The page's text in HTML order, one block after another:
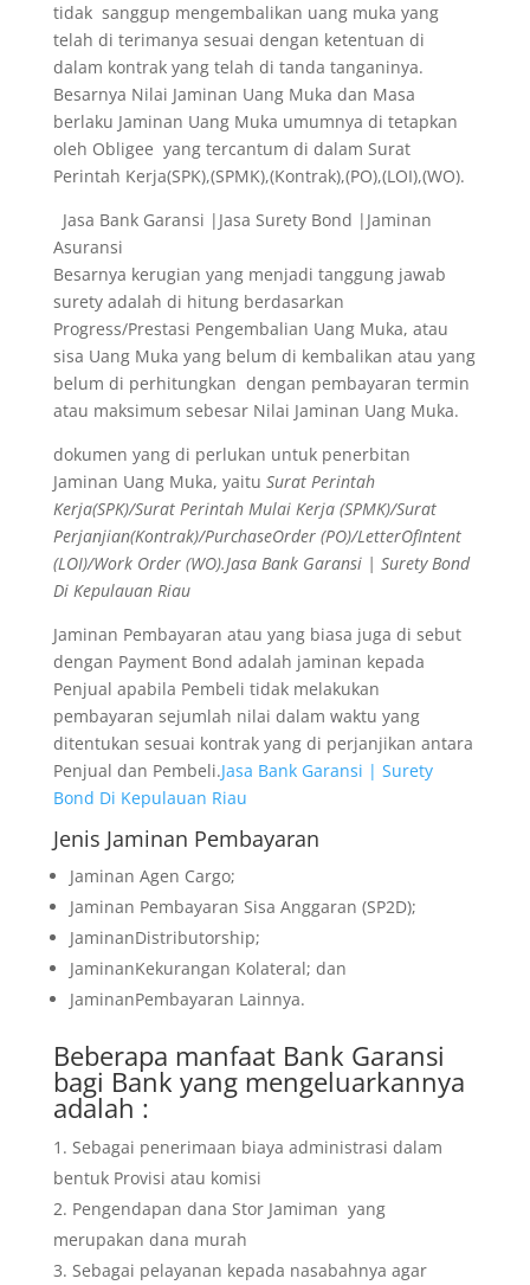
tidak sanggup mengembalikan uang muka yang
telah di terimanya sesuai dengan ketentuan di
dalam kontrak yang telah di tanda tanganinya.
Besarnya Nilai Jaminan Uang Muka dan Masa
berlaku Jaminan Uang Muka umumnya di tetapkan
oleh Obligee yang tercantum di dalam Surat
Perintah Kerja(SPK),(SPMK),(Kontrak),(PO),(LOI),(WO).
Jasa Bank Garansi |Jasa Surety Bond |Jaminan
Asuransi
Besarnya kerugian yang menjadi tanggung jawab
surety adalah di hitung berdasarkan
Progress/Prestasi Pengembalian Uang Muka, atau
sisa Uang Muka yang belum di kembalikan atau yang
belum di perhitungkan dengan pembayaran termin
atau maksimum sebesar Nilai Jaminan Uang Muka.
dokumen yang di perlukan untuk penerbitan
Jaminan Uang Muka, yaitu Surat Perintah
Kerja(SPK)/Surat Perintah Mulai Kerja (SPMK)/Surat
Perjanjian(Kontrak)/PurchaseOrder (PO)/LetterOfIntent
(LOI)/Work Order (WO).Jasa Bank Garansi | Surety Bond
Di Kepulauan Riau
Jaminan Pembayaran atau yang biasa juga di sebut
dengan Payment Bond adalah jaminan kepada
Penjual apabila Pembeli tidak melakukan
pembayaran sejumlah nilai dalam waktu yang
ditentukan sesuai kontrak yang di perjanjikan antara
Penjual dan Pembeli.Jasa Bank Garansi | Surety
Bond Di Kepulauan Riau
Jenis Jaminan Pembayaran
Jaminan Agen Cargo;
Jaminan Pembayaran Sisa Anggaran (SP2D);
JaminanDistributorship;
JaminanKekurangan Kolateral; dan
JaminanPembayaran Lainnya.
Beberapa manfaat Bank Garansi
bagi Bank yang mengeluarkannya
adalah :
Sebagai penerimaan biaya administrasi dalam
bentuk Provisi atau komisi
Pengendapan dana Stor Jamiman yang
merupakan dana murah
Sebagai pelayanan kepada nasabahnya agar